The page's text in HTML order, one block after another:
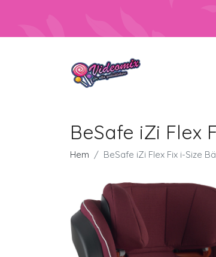
BeSafe iZi Flex
Hem BeSafe iZi Flex Fix i-Size